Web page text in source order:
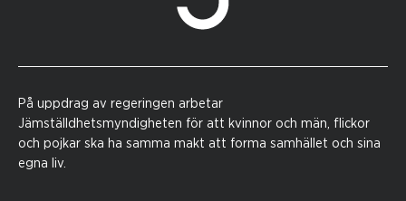
På uppdrag av regeringen arbetar
Jämställdhetsmyndigheten för att kvinnor och män, flickor
och pojkar ska ha samma makt att forma samhället och sina
egna liv.